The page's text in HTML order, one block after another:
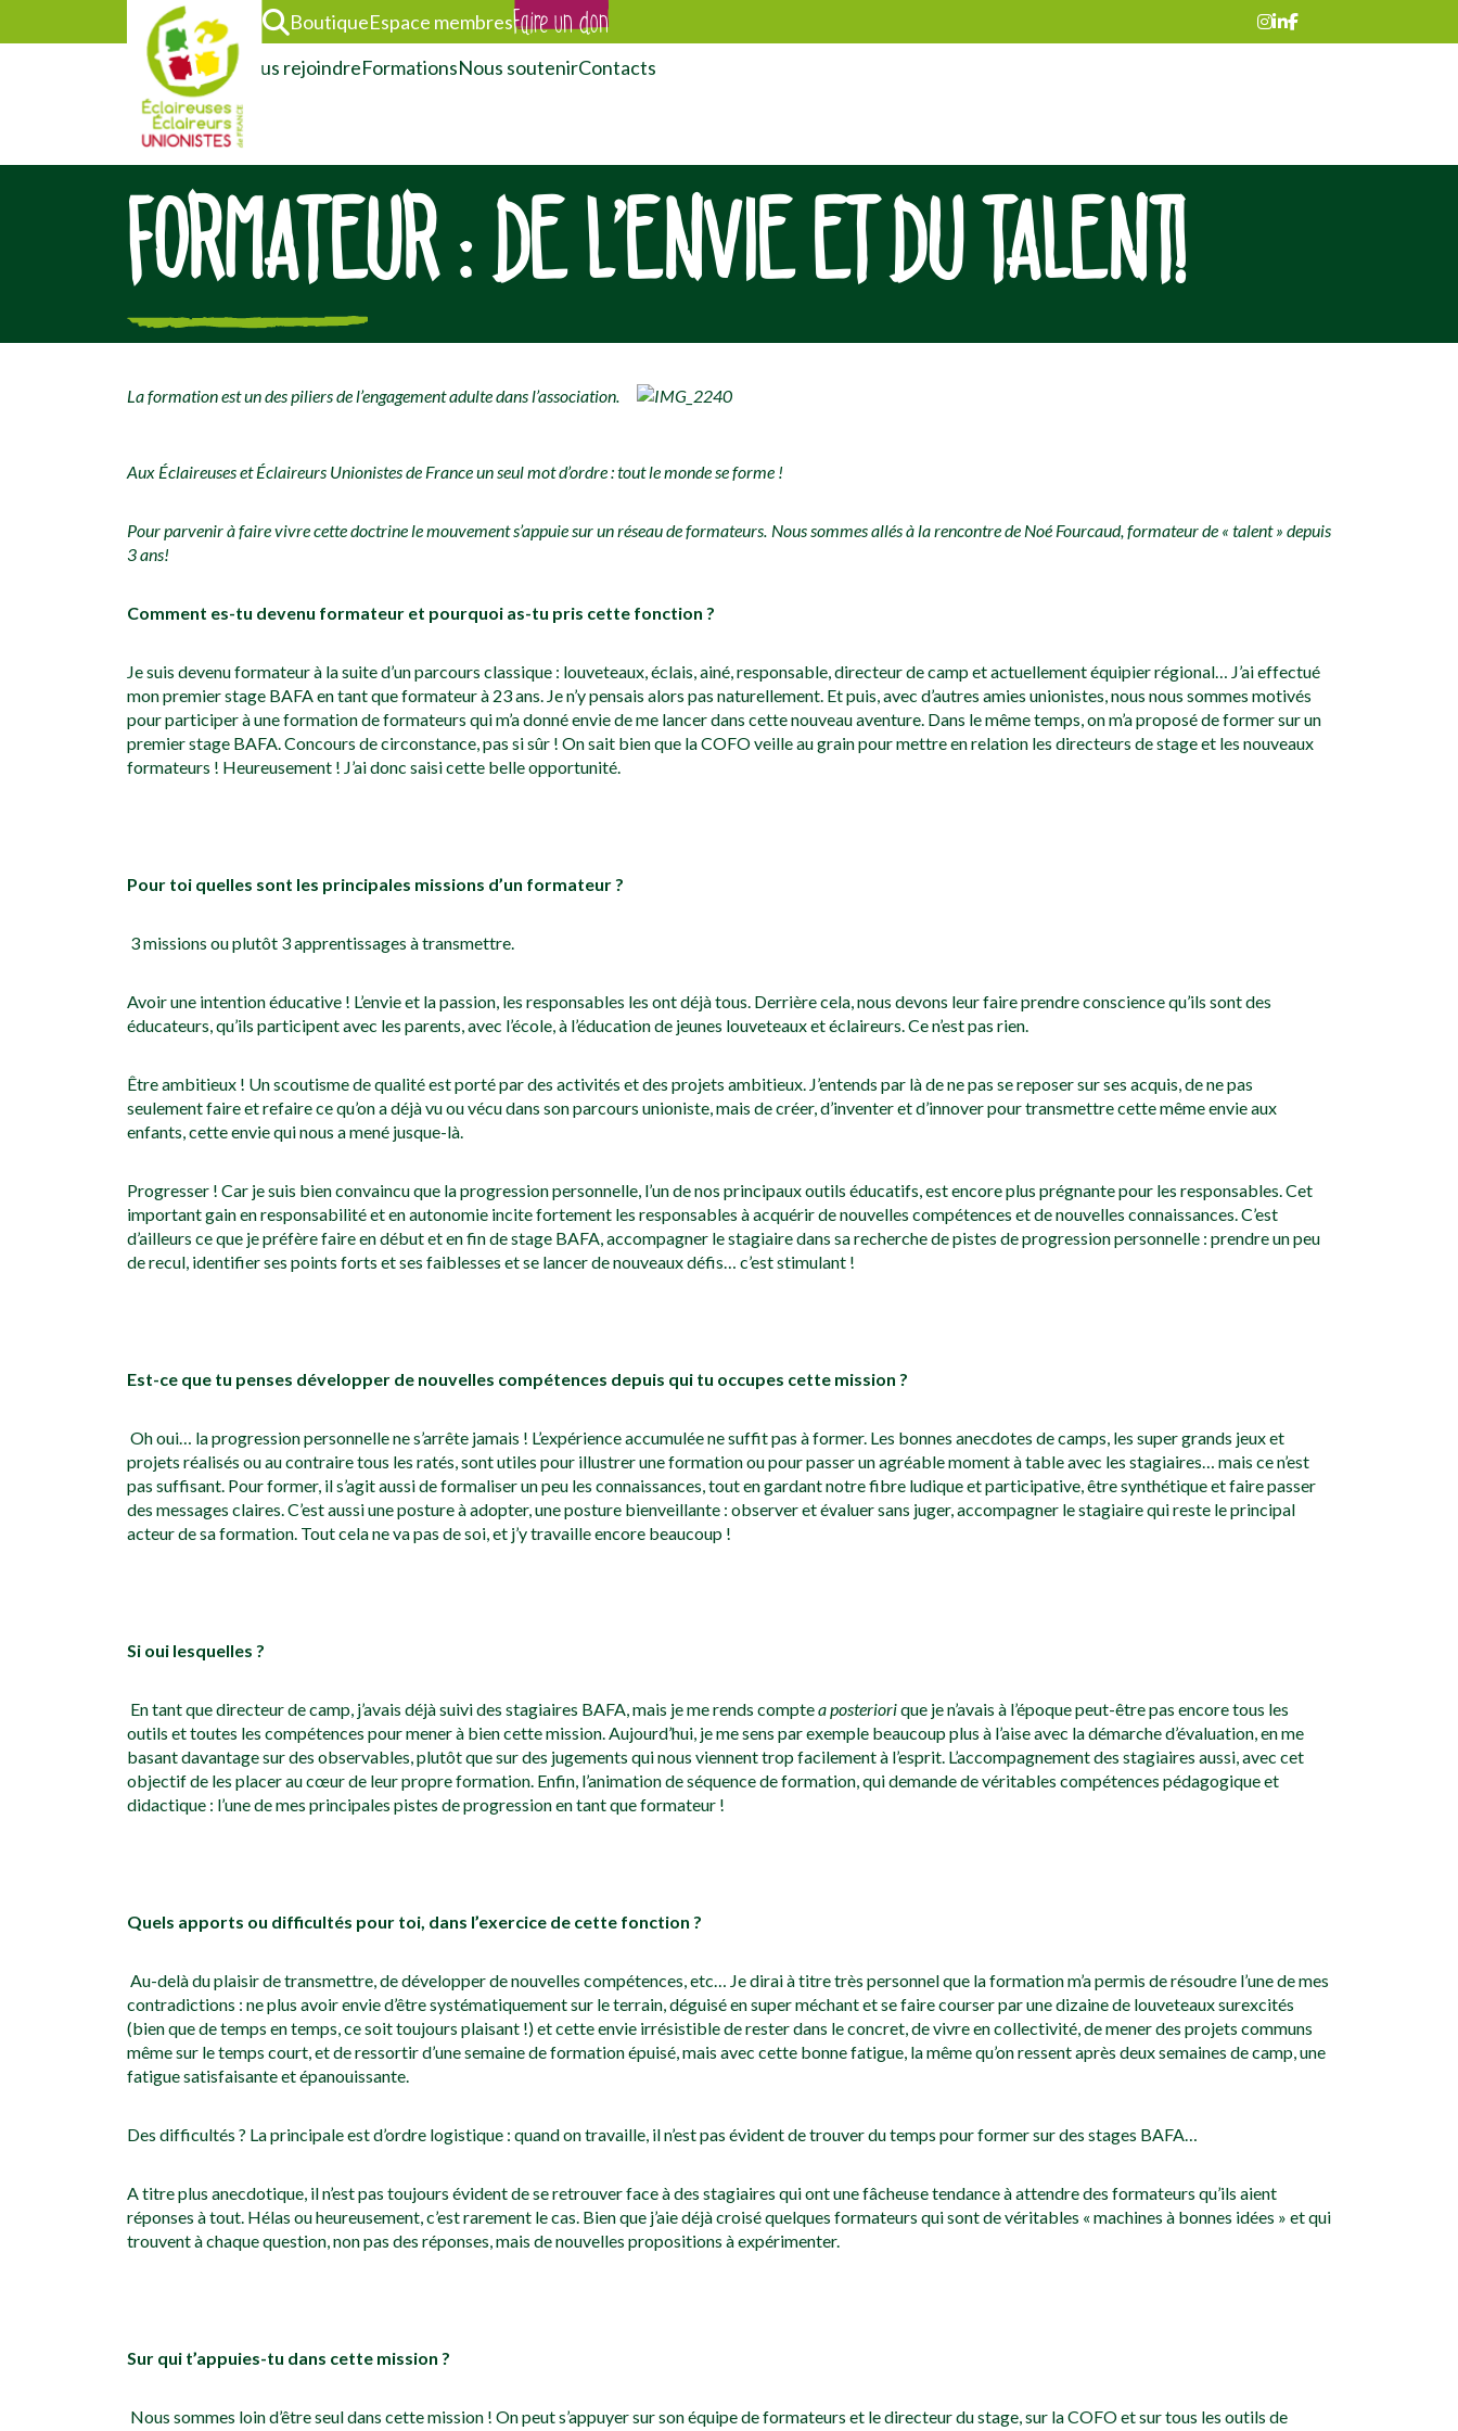
BoutiqueEspace membresFaire un don
L’associationNous rejoindreFormationsNous soutenirContacts
FORMATEUR : DE L’ENVIE ET DU TALENT!
La formation est un des piliers de l’engagement adulte dans l’association.
Aux Éclaireuses et Éclaireurs Unionistes de Franceunseul mot d’ordre : tout le monde se forme !
Pour parvenir à faire vivre cette doctrine le mouvement s’appuie sur un réseau de formateurs. Nous sommes allés à la rencontre de Noé Fourcaud, formateur de « talent » depuis
3 ans!
Comment es-tu devenu formateur et pourquoi as-tu pris cette fonction ?
Je suis devenu formateur à la suite d’un parcours classique : louveteaux, éclais, ainé, responsable, directeur de camp et actuellement équipier régional… J’ai effectué
mon premier stage BAFA en tant que formateur à 23 ans. Je n’y pensais alors pas naturellement. Et puis, avec d’autres amies unionistes, nous nous sommes motivés
pour participer à une formation de formateurs qui m’a donné envie de me lancer dans cette nouveau aventure. Dans le même temps, on m’a proposé de former sur un
premier stage BAFA. Concours de circonstance, pas si sûr ! On sait bien que la COFO veille au grain pour mettre en relation les directeurs de stage et les nouveaux
formateurs ! Heureusement ! J’ai donc saisi cette belle opportunité.
Pour toi quelles sont les principales missions d’un formateur ?
3 missions ou plutôt 3 apprentissages à transmettre.
Avoir une intention éducative ! L’envie et la passion, les responsables les ont déjà tous. Derrière cela, nous devons leur faire prendre conscience qu’ils sont des
éducateurs, qu’ils participent avec les parents, avec l’école, à l’éducation de jeunes louveteaux et éclaireurs. Ce n’est pas rien.
Être ambitieux ! Un scoutisme de qualité est porté par des activités et des projets ambitieux. J’entends par là de ne pas se reposer sur ses acquis, de ne pas
seulement faire et refaire ce qu’on a déjà vu ou vécu dans son parcours unioniste, mais de créer, d’inventer et d’innover pour transmettre cette même envie aux
enfants, cette envie qui nous a mené jusque-là.
Progresser ! Car je suis bien convaincu que la progression personnelle, l’un de nos principaux outils éducatifs, est encore plus prégnante pour les responsables. Cet
important gain en responsabilité et en autonomie incite fortement les responsables à acquérir de nouvelles compétences et de nouvelles connaissances. C’est
d’ailleurs ce que je préfère faire en début et en fin de stage BAFA, accompagner le stagiaire dans sa recherche de pistes de progression personnelle : prendre un peu
de recul, identifier ses points forts et ses faiblesses et se lancer de nouveaux défis… c’est stimulant !
Est-ce que tu penses développer de nouvelles compétences depuis qui tu occupes cette mission ?
Oh oui… la progression personnelle ne s’arrête jamais ! L’expérience accumulée ne suffit pas à former. Les bonnes anecdotes de camps, les super grands jeux et
projets réalisés ou au contraire tous les ratés, sont utiles pour illustrer une formation ou pour passer un agréable moment à table avec les stagiaires… mais ce n’est
pas suffisant. Pour former, il s’agit aussi de formaliser un peu les connaissances, tout en gardant notre fibre ludique et participative, être synthétique et faire passer
des messages claires. C’est aussi une posture à adopter, une posture bienveillante : observer et évaluer sans juger, accompagner le stagiaire qui reste le principal
acteur de sa formation. Tout cela ne va pas de soi, et j’y travaille encore beaucoup !
Si oui lesquelles ?
En tant que directeur de camp, j’avais déjà suivi des stagiaires BAFA, mais je me rends comptea posteriorique je n’avais à l’époque peut-être pas encore tous les
outils et toutes les compétences pour mener à bien cette mission. Aujourd’hui, je me sens par exemple beaucoup plus à l’aise avec la démarche d’évaluation, en me
basant davantage sur des observables, plutôt que sur des jugements qui nous viennent trop facilement à l’esprit. L’accompagnement des stagiaires aussi, avec cet
objectif de les placer au cœur de leur propre formation. Enfin, l’animation de séquence de formation, qui demande de véritables compétences pédagogique et
didactique : l’une de mes principales pistes de progression en tant que formateur !
Quels apports ou difficultés pour toi, dans l’exercice de cette fonction ?
Au-delà du plaisir de transmettre, de développer de nouvelles compétences, etc… Je dirai à titre très personnel que la formation m’a permis de résoudre l’une de mes
contradictions : ne plus avoir envie d’être systématiquement sur le terrain, déguisé en super méchant et se faire courser par une dizaine de louveteaux surexcités
(bien que de temps en temps, ce soit toujours plaisant !) et cette envie irrésistible de rester dans le concret, de vivre en collectivité, de mener des projets communs
même sur le temps court, et de ressortir d’une semaine de formation épuisé, mais avec cette bonne fatigue, la même qu’on ressent après deux semaines de camp, une
fatigue satisfaisante et épanouissante.
Des difficultés ? La principale est d’ordre logistique : quand on travaille, il n’est pas évident de trouver du temps pour former sur des stages BAFA…
A titre plus anecdotique, il n’est pas toujours évident de se retrouver face à des stagiaires qui ont une fâcheuse tendance à attendre des formateurs qu’ils aient
réponses à tout. Hélas ou heureusement, c’est rarement le cas. Bien que j’aie déjà croisé quelques formateurs qui sont de véritables « machines à bonnes idées » et qui
trouvent à chaque question, non pas des réponses, mais de nouvelles propositions à expérimenter.
Sur qui t’appuies-tu dans cette mission ?
Nous sommes loin d’être seul dans cette mission ! On peut s’appuyer sur son équipe de formateurs et le directeur du stage, sur la COFO et sur tous les outils de